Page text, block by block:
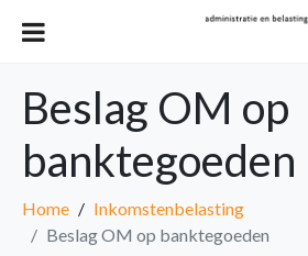
Beslag OM op
banktegoeden
Home
Inkomstenbelasting
Beslag OM op banktegoeden